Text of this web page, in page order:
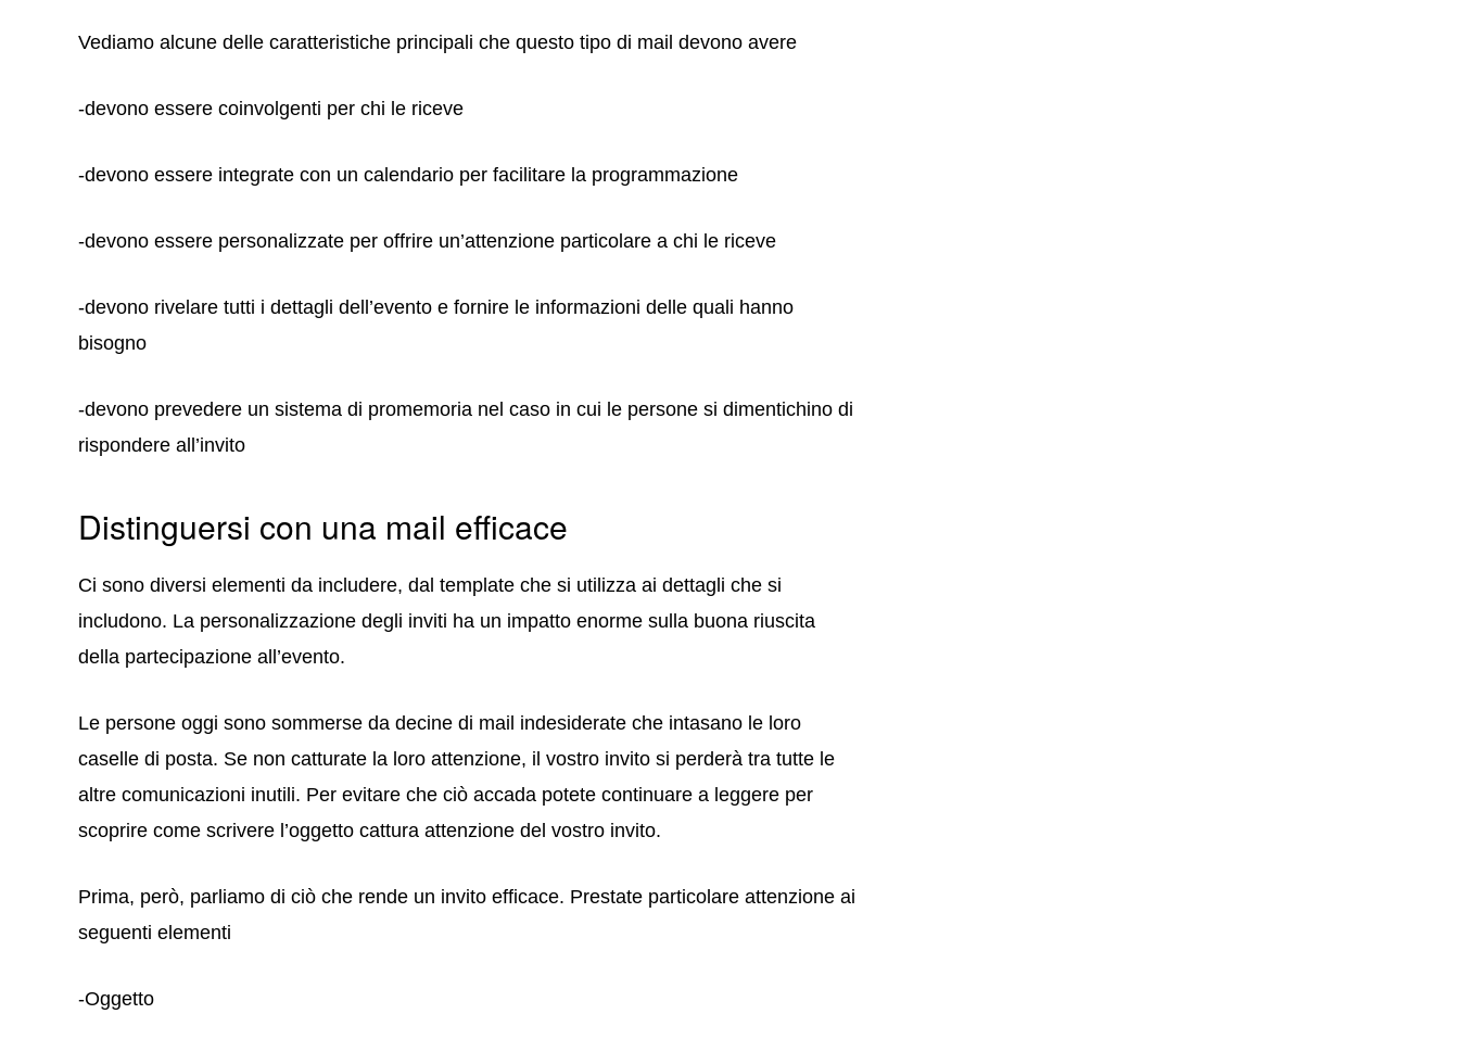
Vediamo alcune delle caratteristiche principali che questo tipo di mail devono avere
-devono essere coinvolgenti per chi le riceve
-devono essere integrate con un calendario per facilitare la programmazione
-devono essere personalizzate per offrire un’attenzione particolare a chi le riceve
-devono rivelare tutti i dettagli dell’evento e fornire le informazioni delle quali hanno
bisogno
-devono prevedere un sistema di promemoria nel caso in cui le persone si dimentichino di
rispondere all’invito
Distinguersi con una mail efficace
Ci sono diversi elementi da includere, dal template che si utilizza ai dettagli che si
includono. La personalizzazione degli inviti ha un impatto enorme sulla buona riuscita
della partecipazione all’evento.
Le persone oggi sono sommerse da decine di mail indesiderate che intasano le loro
caselle di posta. Se non catturate la loro attenzione, il vostro invito si perderà tra tutte le
altre comunicazioni inutili. Per evitare che ciò accada potete continuare a leggere per
scoprire come scrivere l’oggetto cattura attenzione del vostro invito.
Prima, però, parliamo di ciò che rende un invito efficace. Prestate particolare attenzione ai
seguenti elementi
-Oggetto